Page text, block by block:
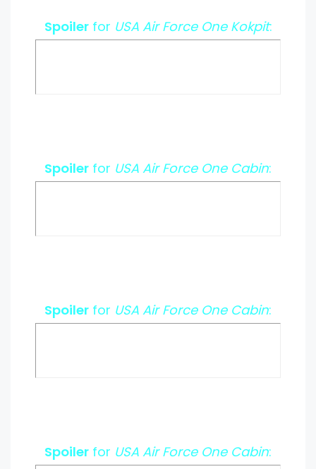
Spoilerfor USA Air Force One Kokpit:
Spoiler for USA Air Force One Cabin:
Spoiler for USA Air Force One Cabin:
Spoiler for USA Air Force One Cabin: